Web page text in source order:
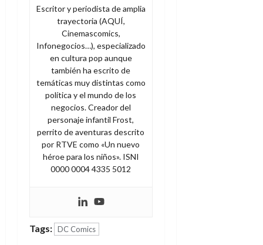
Escritor y periodista de amplia
trayectoria (AQUÍ,
Cinemascomics,
Infonegocios…), especializado
en cultura pop aunque
también ha escrito de
temáticas muy distintas como
política y el mundo de los
negocios. Creador del
personaje infantil Frost,
perrito de aventuras descrito
por RTVE como «Un nuevo
héroe para los niños». ISNI
0000 0004 4335 5012
Tags: DC Comics